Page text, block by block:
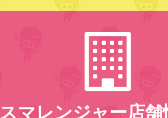
スマレンジャー店舗